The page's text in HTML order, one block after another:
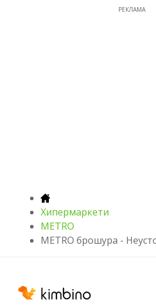
РЕКЛАМА
Хипермаркети
METRO
METRO брошура -